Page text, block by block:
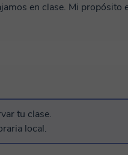
en clase. Mi propósito
para superar
en todo el proceso.
tu clase.
local.